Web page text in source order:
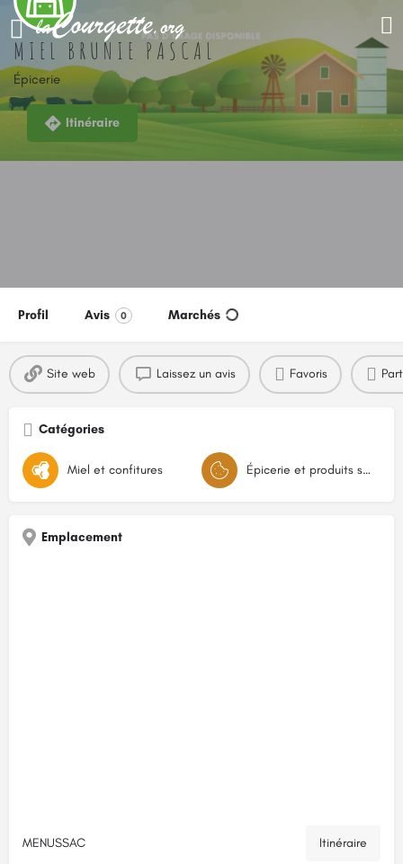
MIEL BRUNIE PASCAL
Épicerie
Itinéraire
Profil Avis 0 Marchés
Site web Laissez un avis Favoris
Catégories
Miel et confitures Épicerie et produits secs
Emplacement
MENUSSAC Itinéraire